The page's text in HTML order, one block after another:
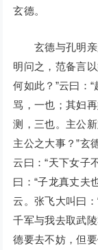
玄德。
玄德与孔明亲
明问之，范备言
何如此？”云曰：
骂，一也；其妇
测，三也。主公
主公之大事？”玄
云曰：“天下女子
曰：“子龙真丈夫
云。张飞大叫曰
千军与我去取武
德要去不妨，但